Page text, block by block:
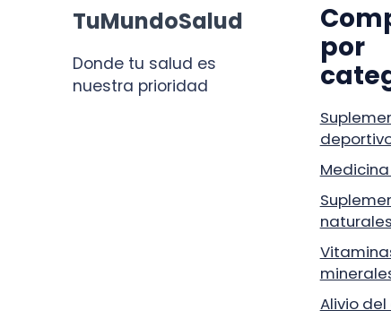
TuMundoSalud
Donde tu salud es
nuestra prioridad
por
naturales
Alivio